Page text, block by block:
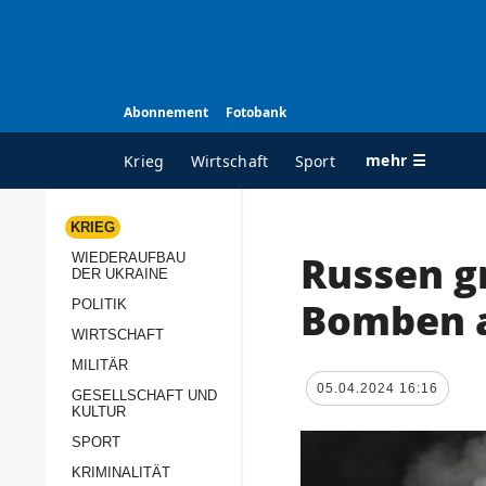
Abonnement Fotobank
Krieg Wirtschaft Sport mehr ☰
ALLE RUBRIKEN
Wiederaufbau der
Politik
Militär
KRIEG
WIEDERAUFBAU
DER UKRAINE
POLITIK
WIRTSCHAFT
MILITÄR
GESELLSCHAFT UND
KULTUR
SPORT
KRIMINALITÄT
Russen
Bomben
05.04.2024 16:16